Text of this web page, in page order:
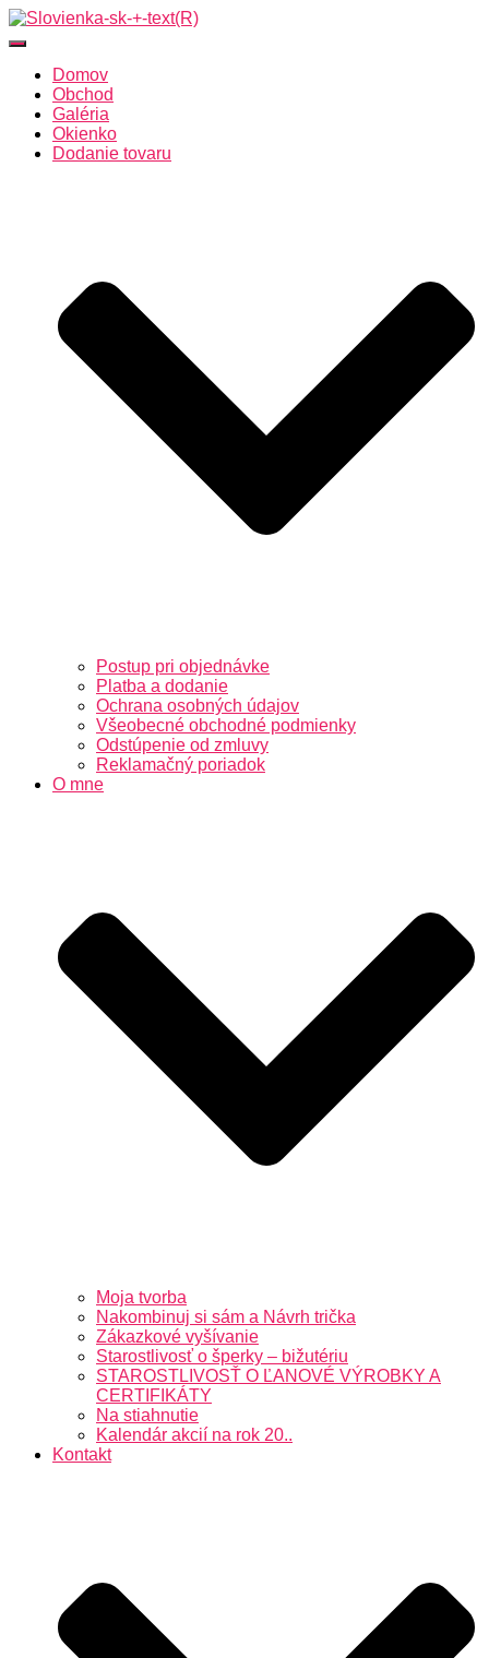
Toggle Navigation
Domov
Obchod
Galéria
Okienko
Dodanie tovaru
Postup pri objednávke
Platba a dodanie
Ochrana osobných údajov
Všeobecné obchodné podmienky
Odstúpenie od zmluvy
Reklamačný poriadok
O mne
Moja tvorba
Nakombinuj si sám a Návrh trička
Zákazkové vyšívanie
Starostlivosť o šperky – bižutériu
STAROSTLIVOSŤ O ĽANOVÉ VÝROBKY A
CERTIFIKÁTY
Na stiahnutie
Kalendár akcií na rok 20..
Kontakt